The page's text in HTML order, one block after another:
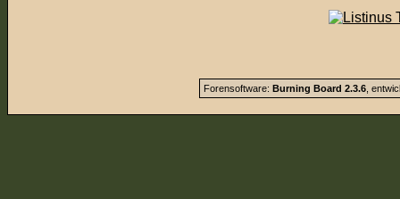
Forensoftware: Burning Board 2.3.6,